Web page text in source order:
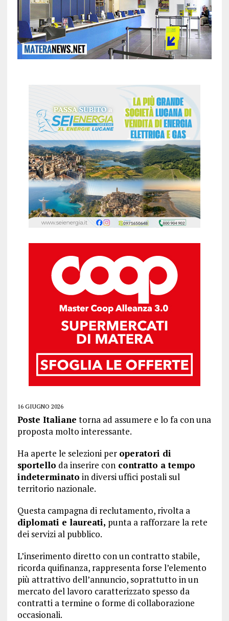
16 GIUGNO 2026
Poste Italiane torna ad assumere e lo fa con una
proposta molto interessante.
Ha aperte le selezioni per operatori di
sportello da inserire concontratto a tempo
indeterminato in diversi uffici postali sul
territorio nazionale.
Questa campagna di reclutamento, rivolta a
diplomati e laureati, punta a rafforzare la rete
dei servizi al pubblico.
L’inserimento diretto con un contratto stabile,
ricorda quifinanza, rappresenta forse l’elemento
più attrattivo dell’annuncio, soprattutto in un
mercato del lavoro caratterizzato spesso da
contratti a termine o forme di collaborazione
occasionali.